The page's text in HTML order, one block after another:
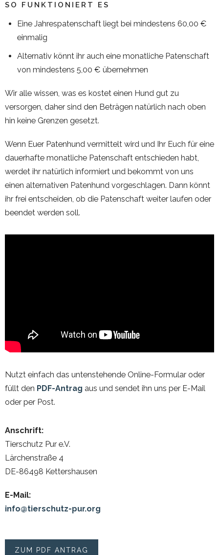
SO FUNKTIONIERT ES
Eine Jahrespatenschaft liegt bei mindestens 60,00 €
einmalig
Alternativ könnt ihr auch eine monatliche Patenschaft
von mindestens 5,00 € übernehmen
Wir alle wissen, was es kostet einen Hund gut zu
versorgen, daher sind den Beträgen natürlich nach oben
hin keine Grenzen gesetzt.
Wenn Euer Patenhund vermittelt wird und Ihr Euch für eine
dauerhafte monatliche Patenschaft entschieden habt,
werdet ihr natürlich informiert und bekommt von uns
einen alternativen Patenhund vorgeschlagen. Dann könnt
ihr frei entscheiden, ob die Patenschaft weiter laufen oder
beendet werden soll.
Nutzt einfach das untenstehende Online-Formular oder
füllt den PDF-Antrag aus und sendet ihn uns per E-Mail
oder per Post.
Anschrift:
Tierschutz Pur e.V.
Lärchenstraße 4
DE-86498 Kettershausen
E-Mail:
info@tierschutz-pur.org
ZUM PDF ANTRAG